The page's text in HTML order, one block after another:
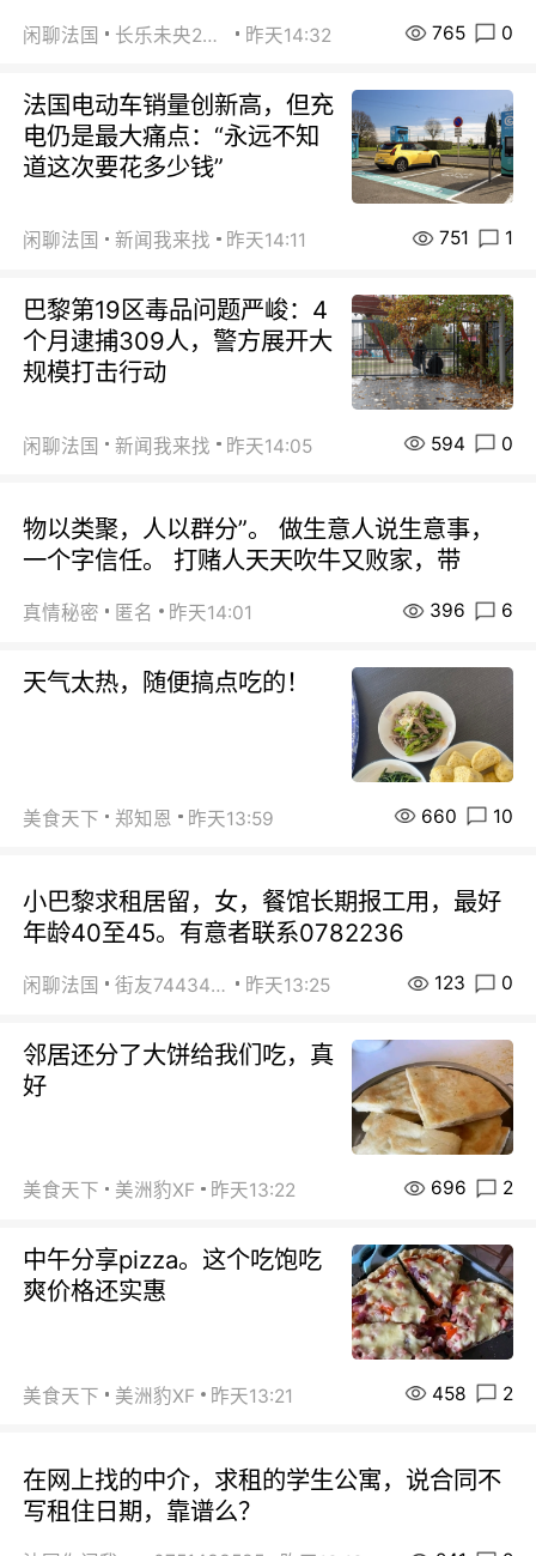
闲聊法国 长乐未央2015 昨天14:32 765 0
法国电动车销量创新高，但充
电仍是最大痛点：“永远不知
道这次要花多少钱”
闲聊法国 新闻我来找 昨天14:11 751 1
巴黎第19区毒品问题严峻：4
个月逮捕309人，警方展开大
规模打击行动
闲聊法国 新闻我来找 昨天14:05 594 0
物以类聚，人以群分”。 做生意人说生意事，
一个字信任。 打赌人天天吹牛又败家，带
真情秘密 匿名 昨天14:01 396 6
天气太热，随便搞点吃的！
美食天下 郑知恩 昨天13:59 660 10
小巴黎求租居留，女，餐馆长期报工用，最好
年龄40至45。有意者联系0782236
闲聊法国 街友74434350 昨天13:25 123 0
邻居还分了大饼给我们吃，真
好
美食天下 美洲豹XF 昨天13:22 696 2
中午分享pizza。这个吃饱吃
爽价格还实惠
美食天下 美洲豹XF 昨天13:21 458 2
在网上找的中介，求租的学生公寓，说合同不
写租住日期，靠谱么？